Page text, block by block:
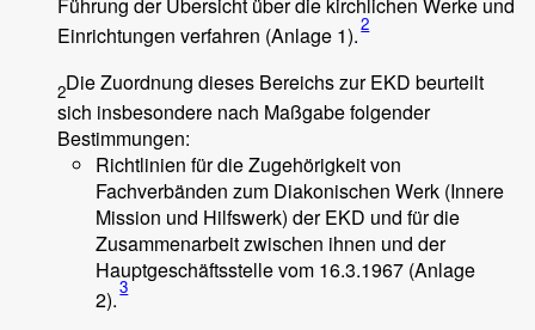
Führung der Übersicht über die kirchlichen Werke und
Einrichtungen verfahren (Anlage 1).2
2Die Zuordnung dieses Bereichs zur EKD beurteilt
sich insbesondere nach Maßgabe folgender
Bestimmungen:
Richtlinien für die Zugehörigkeit von
Fachverbänden zum Diakonischen Werk (Innere
Mission und Hilfswerk) der EKD und für die
Zusammenarbeit zwischen ihnen und der
Hauptgeschäftsstelle vom 16.3.1967 (Anlage
2).3